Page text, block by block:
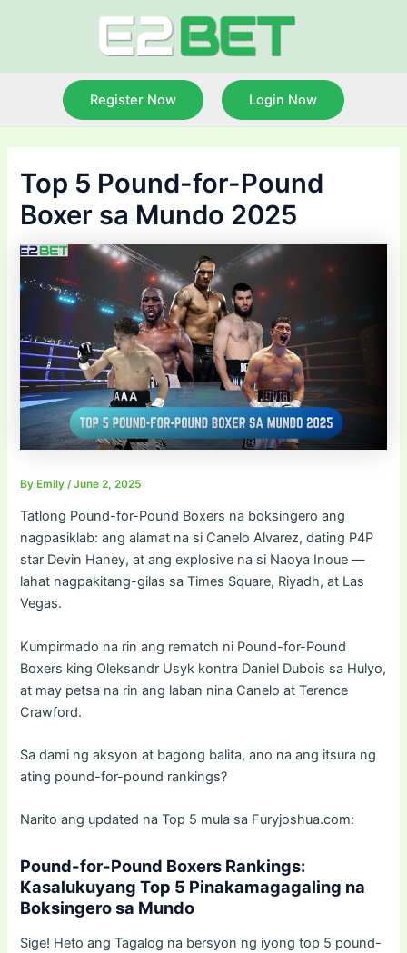
Register Now Login Now
Top 5 Pound-for-Pound
Boxer sa Mundo 2025
ByEmily /June 2, 2025
Tatlong Pound-for-Pound Boxers na boksingero ang
nagpasiklab: ang alamat na si Canelo Alvarez, dating P4P
star Devin Haney, at ang explosive na si Naoya Inoue —
lahat nagpakitang-gilas sa Times Square, Riyadh, at Las
Vegas.
Kumpirmado na rin ang rematch ni Pound-for-Pound
Boxers king Oleksandr Usyk kontra Daniel Dubois sa Hulyo,
at may petsa na rin ang laban nina Canelo at Terence
Crawford.
Sa dami ng aksyon at bagong balita, ano na ang itsura ng
ating pound-for-pound rankings?
Narito ang updated na Top 5 mula sa Furyjoshua.com:
Pound-for-Pound Boxers Rankings:
Kasalukuyang Top 5 Pinakamagagaling na
Boksingero sa Mundo
Sige! Heto ang Tagalog na bersyon ng iyong top 5 pound-